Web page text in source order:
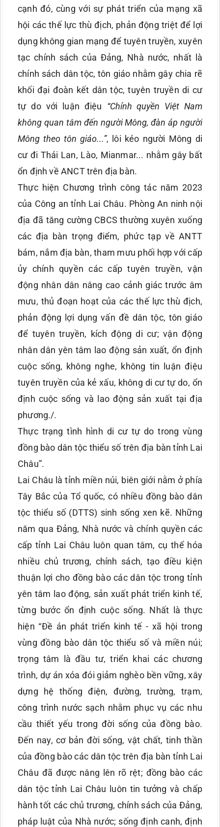
cạnh đó, cùng với sự phát triển của mạng xã
hội các thế lực thù địch, phản động triệt để lợi
dụng không gian mạng để tuyên truyền, xuyên
tạc chính sách của Đảng, Nhà nước, nhất là
chính sách dân tộc, tôn giáo nhằm gây chia rẽ
khối đại đoàn kết dân tộc, tuyên truyền di cư
tự do với luận điệu “Chính quyền Việt Nam
không quan tâm đến người Mông, đàn áp người
Mông theo tôn giáo...”, lôi kéo người Mông di
cư đi Thái Lan, Lào, Mianmar... nhằm gây bất
ổn định về ANCT trên địa bàn.
Thực hiện Chương trình công tác năm 2023
của Công an tỉnh Lai Châu. Phòng An ninh nội
địa đã tăng cường CBCS thường xuyên xuống
các địa bàn trọng điểm, phức tạp về ANTT
bám, nắm địa bàn, tham mưu phối hợp với cấp
ủy chính quyền các cấp tuyên truyền, vận
động nhân dân nâng cao cảnh giác trước âm
mưu, thủ đoạn hoạt của các thế lực thù địch,
phản động lợi dụng vấn đề dân tộc, tôn giáo
để tuyên truyền, kích động di cư; vận động
nhân dân yên tâm lao động sản xuất, ổn định
cuộc sống, không nghe, không tin luận điệu
tuyên truyền của kẻ xấu, không di cư tự do, ổn
định cuộc sống và lao động sản xuất tại địa
phương./.
Thực trạng tình hình di cư tự do trong vùng
đồng bào dân tộc thiểu số trên địa bàn tỉnh Lai
Châu”.
Lai Châu là tỉnh miền núi, biên giới nằm ở phía
Tây Bắc của Tổ quốc, có nhiều đồng bào dân
tộc thiểu số (DTTS) sinh sống xen kẽ. Những
năm qua Đảng, Nhà nước và chính quyền các
cấp tỉnh Lai Châu luôn quan tâm, cụ thể hóa
nhiều chủ trương, chính sách, tạo điều kiện
thuận lợi cho đồng bào các dân tộc trong tỉnh
yên tâm lao động, sản xuất phát triển kinh tế,
từng bước ổn định cuộc sống. Nhất là thực
hiện “Đề án phát triển kinh tế - xã hội trong
vùng đồng bào dân tộc thiểu số và miền núi;
trọng tâm là đầu tư, triển khai các chương
trình, dự án xóa đói giảm nghèo bền vững, xây
dựng hệ thống điện, đường, trường, trạm,
công trình nước sạch nhằm phục vụ các nhu
cầu thiết yếu trong đời sống của đồng bào.
Đến nay, cơ bản đời sống, vật chất, tinh thần
của đồng bào các dân tộc trên địa bàn tỉnh Lai
Châu đã được nâng lên rõ rệt; đồng bào các
dân tộc tỉnh Lai Châu luôn tin tưởng và chấp
hành tốt các chủ trương, chính sách của Đảng,
pháp luật của Nhà nước; sống định canh, định